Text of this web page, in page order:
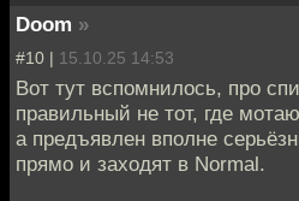
Doom »
#10 | 15.10.25 14:53
Вот тут вспомнилось, про
правильный не тот, где
а предъявлен вполне
прямо и заходят в Normal.